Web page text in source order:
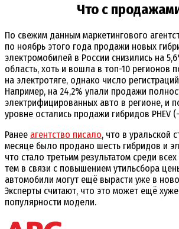
Что с
По свежим данным маркетингового
по ноябрь этого года продажи новых
электромобилей в России снизились на
область, хоть и вошла в топ-10 регионов
на электротяге, однако число
Например, на 24,2% упали продажи
электрифицированных авто в регионе, и
уровне остались продажи гибридов PHEV
Ранее агентство писало, что в уральской
месяце было продано шесть гибридов и
что стало третьим результатом среди
тем в связи с повышением утильсбора
автомобили могут ещё вырасти уже в
Эксперты считают, что это может ещё хуже
популярности модели.